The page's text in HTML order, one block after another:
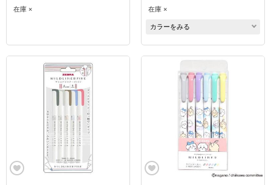
在庫 × 在庫 ×
カラーをみる